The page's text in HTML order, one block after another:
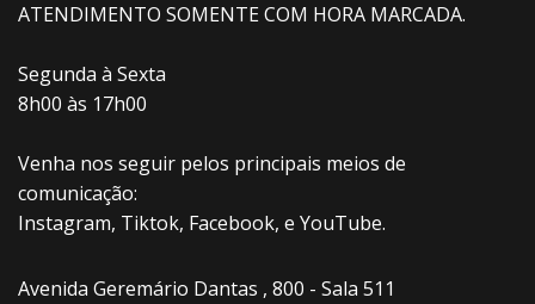
ATENDIMENTO SOMENTE COM HORA MARCADA.
Segunda à Sexta
8h00 às 17h00
Venha nos seguir pelos principais meios de
comunicação:
Instagram, Tiktok, Facebook, e YouTube.
Avenida Geremário Dantas , 800 - Sala 511